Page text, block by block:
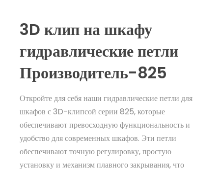
3D клип на шкафу
гидравлические петли
Производитель-825
Откройте для себя наши гидравлические петли для
шкафов с 3D-клипсой серии 825, которые
обеспечивают превосходную функциональность и
удобство для современных шкафов. Эти петли
обеспечивают точную регулировку, простую
установку и механизм плавного закрывания, что